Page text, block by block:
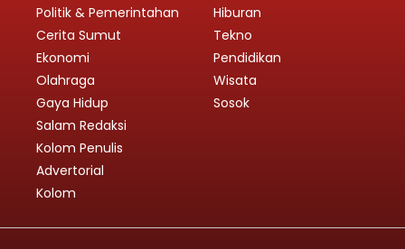
Politik & Pemerintahan
Cerita Sumut
Ekonomi
Olahraga
Gaya Hidup
Hiburan
Tekno
Pendidikan
Wisata
Sosok
Salam Redaksi
Kolom Penulis
Advertorial
Kolom